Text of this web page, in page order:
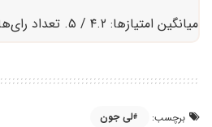
میانگین امتیازها: ۴.۲ / ۵. تعداد رای‌ها:
برچسب: لی جون